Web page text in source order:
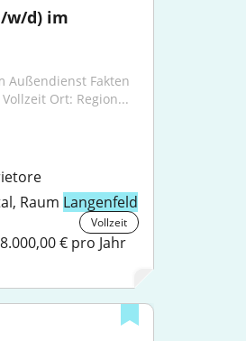
w/d) im
Außendienst Fakten
Ort: Region...
Raum Langenfeld
Vollzeit
€ pro Jahr